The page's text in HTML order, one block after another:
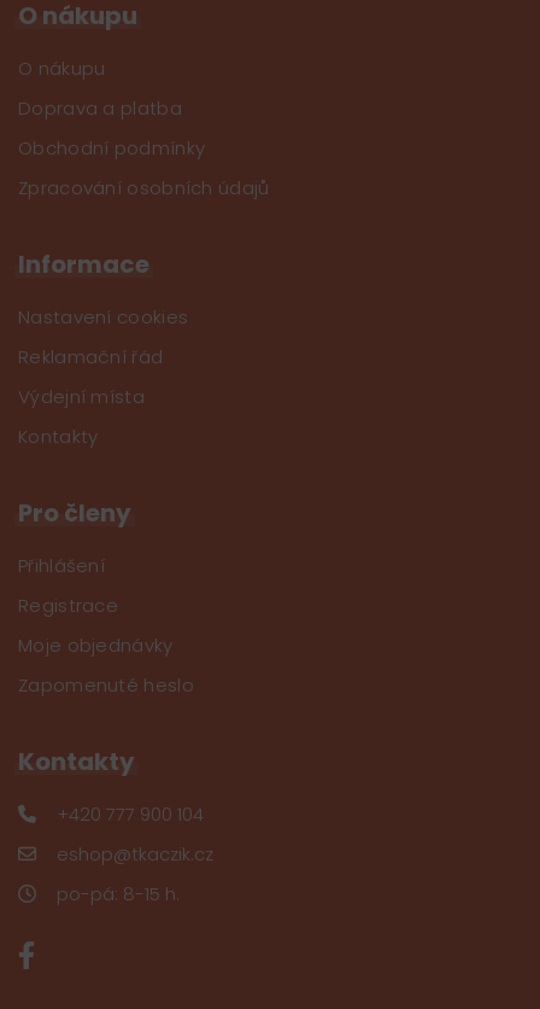
O nákupu
O nákupu
Doprava a platba
Obchodní podmínky
Zpracování osobních údajů
Informace
Nastavení cookies
Reklamační řád
Výdejní místa
Kontakty
Pro členy
Přihlášení
Registrace
Moje objednávky
Zapomenuté heslo
Kontakty
+420 777 900 104
eshop@tkaczik.cz
po-pá: 8-15 h.